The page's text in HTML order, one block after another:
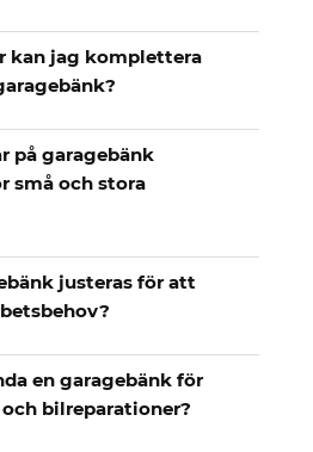
kan jag komplettera
på garagebänk
små och stora
justeras för att
en garagebänk för
bilreparationer?